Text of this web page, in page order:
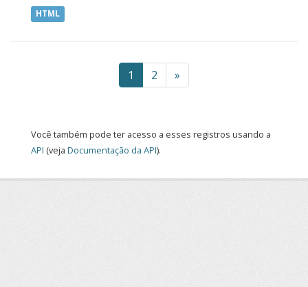
HTML
1 2 »
Você também pode ter acesso a esses registros usando a
API (veja Documentação da API).